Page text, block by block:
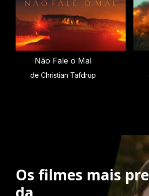
Não Fale o Mal
de Christian Tafdrup
Os filmes mais